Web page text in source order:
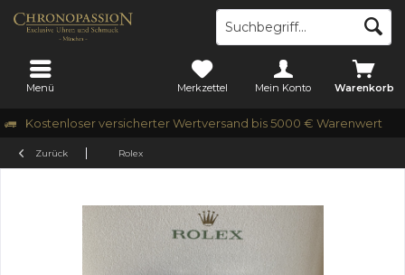
Kostenloser versicherter Wertversand bis 5000 € Warenwert
Menü Warenkorb
Merkzettel Mein Konto
Zurück Rolex